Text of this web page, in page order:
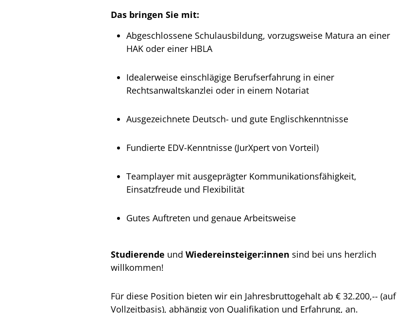
Das bringen Sie mit:
Abgeschlossene Schulausbildung, vorzugsweise Matura an einer
HAK oder einer HBLA
Idealerweise einschlägige Berufserfahrung in einer
Rechtsanwaltskanzlei oder in einem Notariat
Ausgezeichnete Deutsch- und gute Englischkenntnisse
Fundierte EDV-Kenntnisse (JurXpert von Vorteil)
Teamplayer mit ausgeprägter Kommunikationsfähigkeit,
Einsatzfreude und Flexibilität
Gutes Auftreten und genaue Arbeitsweise
Studierende und Wiedereinsteiger:innen sind bei uns herzlich
willkommen!
Für diese Position bieten wir ein Jahresbruttogehalt ab € 32.200,-- (auf
Vollzeitbasis), abhängig von Qualifikation und Erfahrung, an.